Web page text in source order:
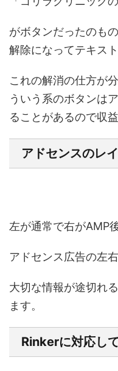
がボタンだったのも
解除になってテキスト
これの解消の仕方が
ういう系のボタンは
ることがあるので収
アドセンスのレ
左が通常で右がAMP後
アドセンス広告の左
大切な情報が途切れ
ます。
Rinkerに対応し